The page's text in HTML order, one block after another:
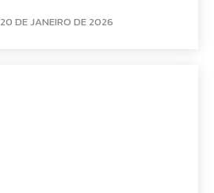
20 DE JANEIRO DE 2026